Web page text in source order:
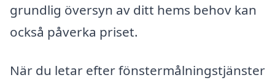
grundlig översyn av ditt hems behov kan
också påverka priset.
När du letar efter fönstermålningstjänster